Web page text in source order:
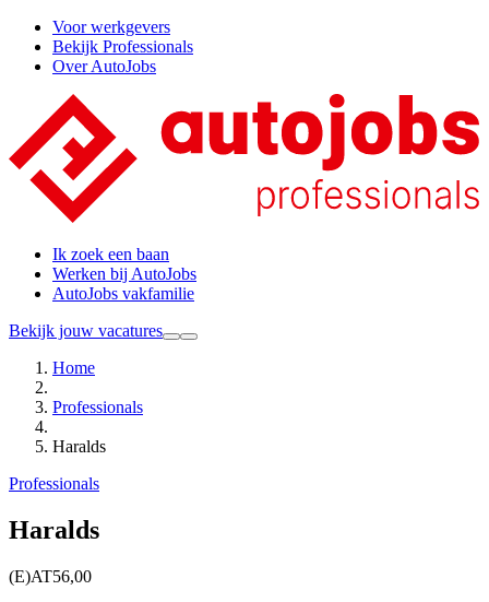
Voor werkgevers
Bekijk Professionals
Over AutoJobs
Ik zoek een baan
Werken bij AutoJobs
AutoJobs vakfamilie
Bekijk jouw vacatures
Home
Professionals
Haralds
Professionals
Haralds
(E)AT56,00